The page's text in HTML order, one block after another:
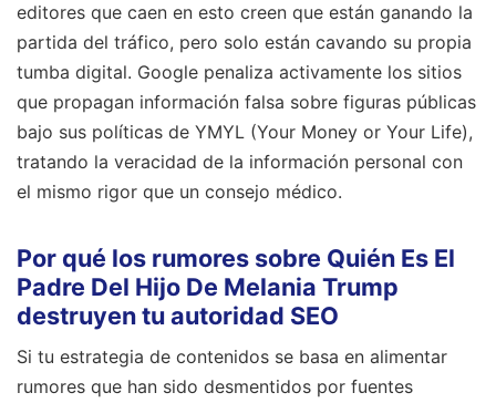
editores que caen en esto creen que están ganando la
partida del tráfico, pero solo están cavando su propia
tumba digital. Google penaliza activamente los sitios
que propagan información falsa sobre figuras públicas
bajo sus políticas de YMYL (Your Money or Your Life),
tratando la veracidad de la información personal con
el mismo rigor que un consejo médico.
Por qué los rumores sobre Quién Es El
Padre Del Hijo De Melania Trump
destruyen tu autoridad SEO
Si tu estrategia de contenidos se basa en alimentar
rumores que han sido desmentidos por fuentes